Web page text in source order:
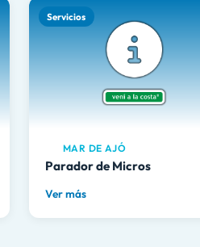
Servicios
MAR DE AJÓ
Parador de Micros
Ver más